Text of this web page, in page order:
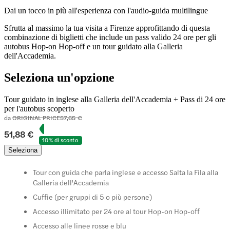
Dai un tocco in più all'esperienza con l'audio-guida multilingue
Sfrutta al massimo la tua visita a Firenze approfittando di questa
combinazione di biglietti che include un pass valido 24 ore per gli
autobus Hop-on Hop-off e un tour guidato alla Galleria
dell'Accademia.
Seleziona un'opzione
Tour guidato in inglese alla Galleria dell'Accademia + Pass di 24 ore
per l'autobus scoperto
daORIGINAL PRICE57,65 €
51,88 €
10% di sconto
Seleziona
Tour con guida che parla inglese e accesso Salta la Fila alla
Galleria dell'Accademia
Cuffie (per gruppi di 5 o più persone)
Accesso illimitato per 24 ore al tour Hop-on Hop-off
Accesso alle linee rosse e blu